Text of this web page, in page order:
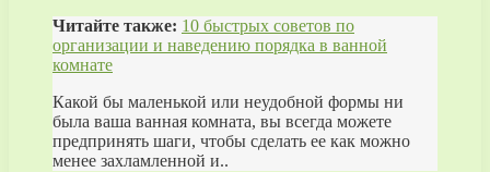
Читайте также: 10 быстрых советов по
организации и наведению порядка в ванной
комнате
Какой бы маленькой или неудобной формы ни
была ваша ванная комната, вы всегда можете
предпринять шаги, чтобы сделать ее как можно
менее захламленной и..